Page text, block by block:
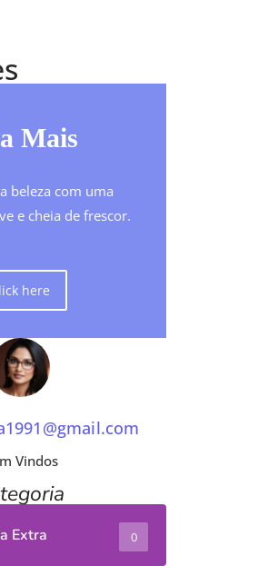
Mais
beleza com uma
e cheia de frescor.
here
Vindos
Extra 0